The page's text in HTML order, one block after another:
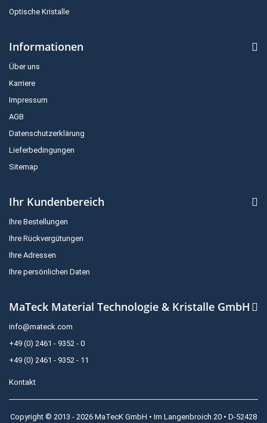
Optische Kristalle
Informationen
Über uns
Karriere
Impressum
AGB
Datenschutzerklärung
Lieferbedingungen
Sitemap
Ihr Kundenbereich
Ihre Bestellungen
Ihre Rückvergütungen
Ihre Adressen
Ihre persönlichen Daten
MaTeck Material Technologie & Kristalle GmbH
info@mateck.com
+49 (0) 2461 - 9352 - 0
+49 (0) 2461 - 9352 - 11
Kontakt
Copyright © 2013 - 2026 MaTecK GmbH • Im Langenbroich 20 • D-52428